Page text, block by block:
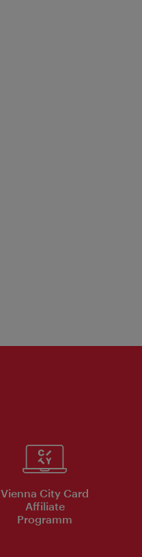
Vienna City Card
Affiliate
Programm